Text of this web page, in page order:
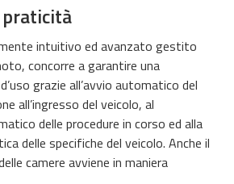
intuitivo ed avanzato gestito
concorre a garantire una
grazie all’avvio automatico del
all’ingresso del veicolo, al
delle procedure in corso ed alla
delle specifiche del veicolo. Anche il
camere avviene in maniera